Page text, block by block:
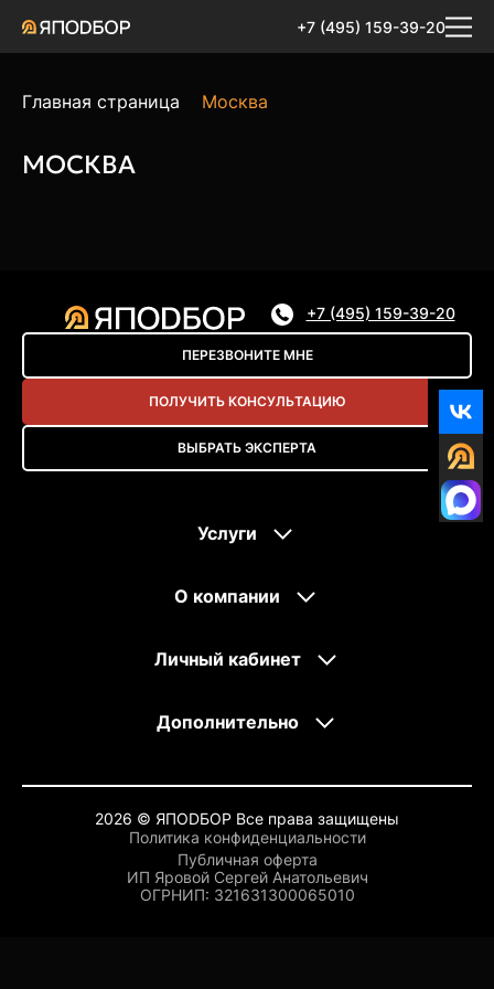
+7 (495) 159-39-20
Главная страница Москва
МОСКВА
+7 (495) 159-39-20
ПЕРЕЗВОНИТЕ МНЕ
ПОЛУЧИТЬ КОНСУЛЬТАЦИЮ
ВЫБРАТЬ ЭКСПЕРТА
Услуги
О компании
Личный кабинет
Дополнительно
2026 © ЯПОDБОР Все права защищены
Политика конфиденциальности
Публичная оферта
ИП Яровой Сергей Анатольевич
OГРНИП: 321631300065010